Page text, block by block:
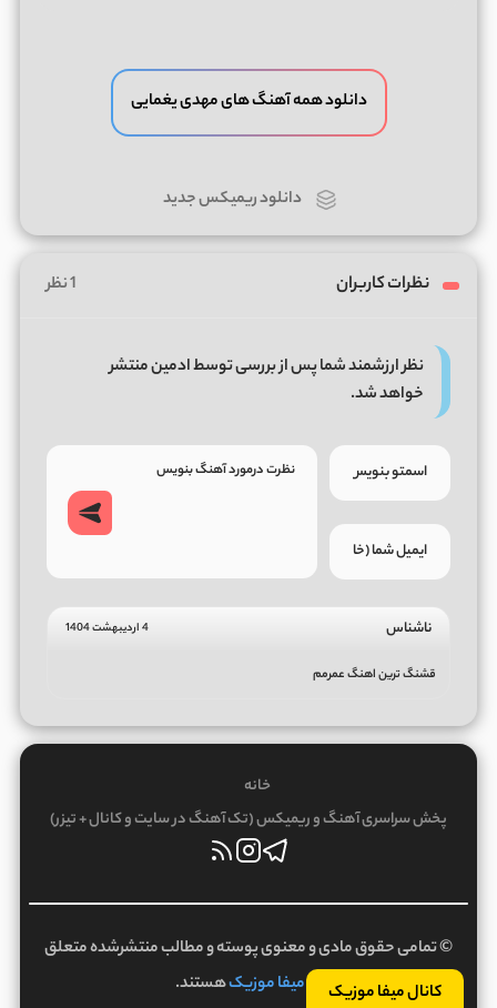
کانال میفا موزیک
دانلود همه آهنگ های مهدی یغمایی
دانلود ریمیکس جدید
نظرات کاربران 1 نظر
نظر ارزشمند شما پس از بررسی توسط ادمین منتشر
خواهد شد.
ناشناس 4 اردیبهشت 1404
قشنگ ترین اهنگ عمرمم
خانه
پخش سراسری آهنگ و ریمیکس (تک آهنگ در سایت و کانال + تیزر)
© تمامی حقوق مادی و معنوی پوسته و مطالب منتشرشده متعلق
بهمیفا موزیکهستند.